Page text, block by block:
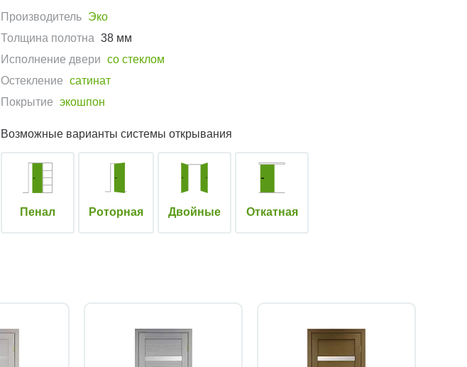
Производитель Эко
Толщина полотна 38 мм
Исполнение двери со стеклом
Остекление сатинат
Покрытие экошпон
Возможные варианты системы открывания
Пенал Роторная Двойные Откатная